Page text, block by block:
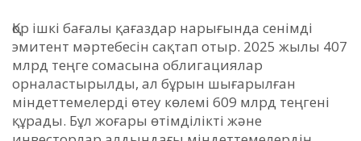
Қор ішкі бағалы қағаздар нарығында сенімді
эмитент мәртебесін сақтап отыр. 2025 жылы 407
млрд теңге сомасына облигациялар
орналастырылды, ал бұрын шығарылған
міндеттемелерді өтеу көлемі 609 млрд теңгені
құрады. Бұл жоғары өтімділікті және